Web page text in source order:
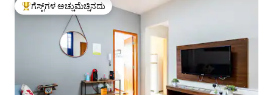
ಗೆಸ್ಟ್‌ಗಳಿಗೆ ಅತಿ ಹೆಚ್ಚು ಅಚ್ಚುಮೆಚ್ಚಿನದು
ಗೆಸ್ಟ್‌ಗಳ ಅಚ್ಚುಮೆಚ್ಚಿನದು